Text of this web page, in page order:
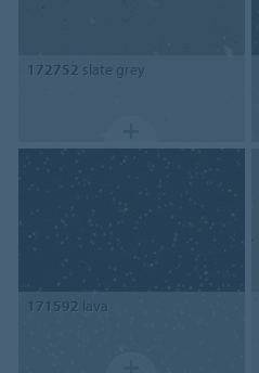
172752 slate grey
171592 lava